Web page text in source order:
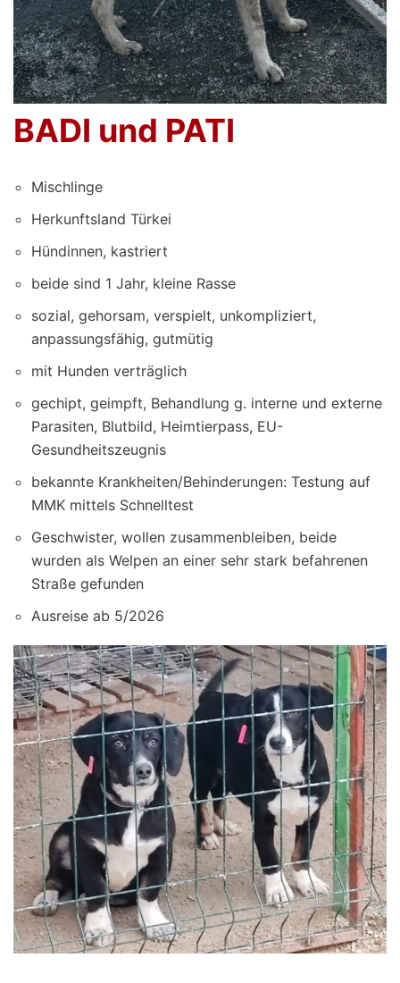
BADI und PATI
Mischlinge
Herkunftsland Türkei
Hündinnen, kastriert
beide sind 1 Jahr, kleine Rasse
sozial, gehorsam, verspielt, unkompliziert,
anpassungsfähig, gutmütig
mit Hunden verträglich
gechipt, geimpft, Behandlung g. interne und externe
Parasiten, Blutbild, Heimtierpass, EU-
Gesundheitszeugnis
bekannte Krankheiten/Behinderungen: Testung auf
MMK mittels Schnelltest
Geschwister, wollen zusammenbleiben, beide
wurden als Welpen an einer sehr stark befahrenen
Straße gefunden
Ausreise ab 5/2026